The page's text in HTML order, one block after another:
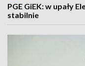
PGE GiEK: w upały
stabilnie